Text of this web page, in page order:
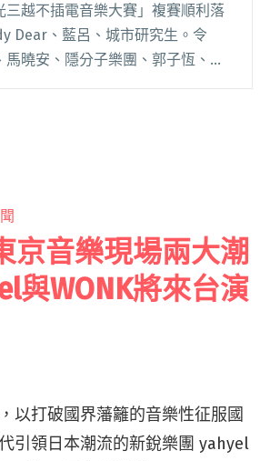
三越不插電音樂大賽」複賽順利落
Dear、藍呂、城市研究生。令
馬曉安、隱分子樂團、郭子恆、陳
京音樂現場兩大潮
與WONK將來台演
以打破國界藩籬的音樂性征服國
引領日本潮流的新銳樂團 yahyel